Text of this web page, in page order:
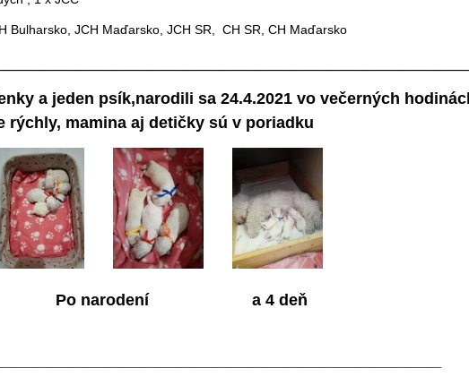
Maďarsko, JCH SR, CH SR, CH Maďarsko
a jeden psík,narodili sa 24.4.2021 vo večerných
rýchly, mamina aj detičky sú v poriadku
a 4 deň